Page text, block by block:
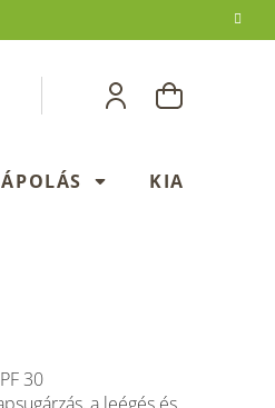
KOSÁR
KIADÁSOK
30